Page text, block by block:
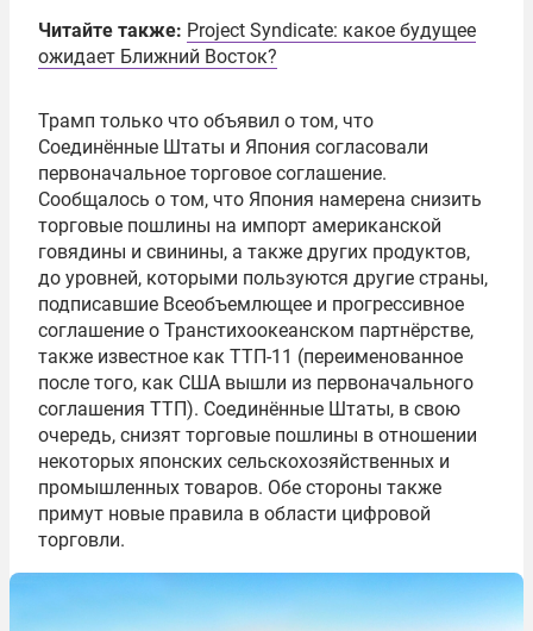
Читайте также: Project Syndicate: какое будущее
ожидает Ближний Восток?
Трамп только что объявил о том, что
Соединённые Штаты и Япония согласовали
первоначальное торговое соглашение.
Сообщалось о том, что Япония намерена снизить
торговые пошлины на импорт американской
говядины и свинины, а также других продуктов,
до уровней, которыми пользуются другие страны,
подписавшие Всеобъемлющее и прогрессивное
соглашение о Транстихоокеанском партнёрстве,
также известное как ТТП-11 (переименованное
после того, как США вышли из первоначального
соглашения ТТП). Соединённые Штаты, в свою
очередь, снизят торговые пошлины в отношении
некоторых японских сельскохозяйственных и
промышленных товаров. Обе стороны также
примут новые правила в области цифровой
торговли.